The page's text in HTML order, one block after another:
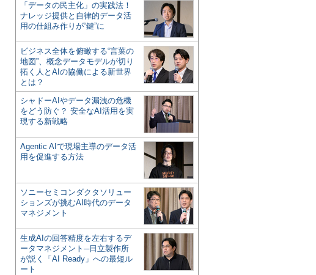
「データの民主化」の実践法！
ナレッジ提供と自律的データ活
用の仕組み作りが“鍵”に
ビジネス全体を俯瞰する“言葉の
地図”、概念データモデルが切り
拓く人とAIの協働による新世界
とは？
シャドーAIやデータ漏洩の危機
をどう防ぐ？ 安全なAI活用を実
現する新戦略
Agentic AIで現場主導のデータ活
用を促進する方法
ソニーセミコンダクタソリュー
ションズが挑むAI時代のデータ
マネジメント
生成AIの回答精度を左右するデ
ータマネジメント─日立製作所
が説く「AI Ready」への最短ル
ート